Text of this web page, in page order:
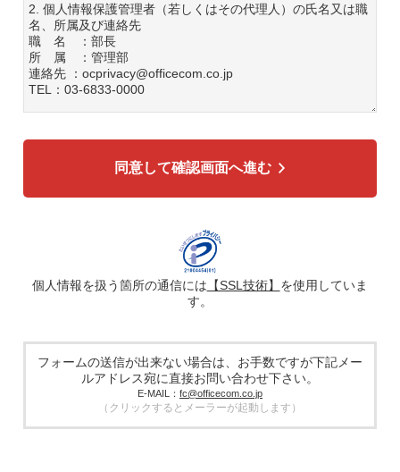
2. 個人情報保護管理者（若しくはその代理人）の氏名又は職
名、所属及び連絡先
職 名 ：部長
所 属 ：管理部
連絡先 ：ocprivacy@officecom.co.jp
TEL：03-6833-0000
広告配信の効率化、マーケティング活動などのために、氏
を、ハッシュ化などの適切なセキュリティ対策を施した上
で、広告配信サービス提供事業者に提供する場合がありま
す。提供した個人情報は、広告配信サービス提供事業者のプ
ライバシーポリシーに基づき取り扱われます。
5. 個人情報の取り扱い業務の委託
場合があります。その際、弊社は、個人情報を適切に保護で
きる管理体制を敷き実行していることを条件として委託先を
厳選したうえで、機密保持契約を委託先と締結し、お客様の
個人情報を厳密に管理させます。
同意して確認画面へ進む
個人情報を扱う箇所の通信には 【SSL技術】 を使用していま
す。
フォームの送信が出来ない場合は、お手数ですが下記メー
ルアドレス宛に直接お問い合わせ下さい。
E-MAIL： fc@officecom.co.jp
（クリックするとメーラーが起動します）